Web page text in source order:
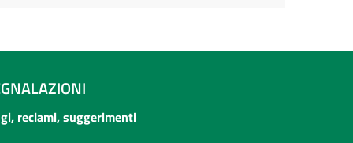
reclami, suggerimenti